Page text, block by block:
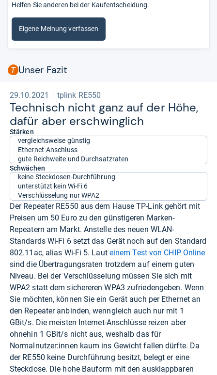
Helfen Sie anderen bei der Kaufentscheidung.
Eigene Meinung verfassen
Unser Fazit
29.10.2021 tplink RE550
Tech­nisch nicht ganz auf der Höhe,
dafür aber erschwing­lich
Stärken
vergleichsweise günstig
Ethernet-Anschluss
gute Reichweite und Durchsatzraten
Schwächen
keine Steckdosen-Durchführung
unterstützt kein Wi-Fi 6
Verschlüsselung nur WPA2
Der Repeater RE550 aus dem Hause TP-Link gehört mit
Preisen um 50 Euro zu den günstigeren Marken-
Repeatern am Markt. Anstelle des neuen WLAN-
Standards Wi-Fi 6 setzt das Gerät noch auf den Standard
802.11ac, alias Wi-Fi 5. Laut einem Test von CHIP Online
sind die Übertragungsraten trotzdem auf einem guten
Niveau. Bei der Verschlüsselung müssen Sie sich mit
WPA2 statt dem sichereren WPA3 zufriedengeben. Wenn
Sie möchten, können Sie ein Gerät auch per Ethernet an
den Repeater anbinden, wenngleich auch nur mit 1
GBit/s. Die meisten Internet-Anschlüsse reizen aber
ohnehin 1 GBit/s nicht aus, weshalb das für
Normalnutzer:innen kaum ins Gewicht fallen dürfte. Da
der RE550 keine Durchführung besitzt, belegt er eine
Steckdose. Die hohe Bauform mit den ausklappbaren